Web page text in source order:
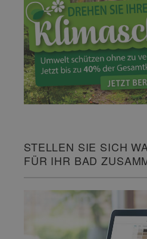
STELLEN SIE SICH
FÜR IHR BAD